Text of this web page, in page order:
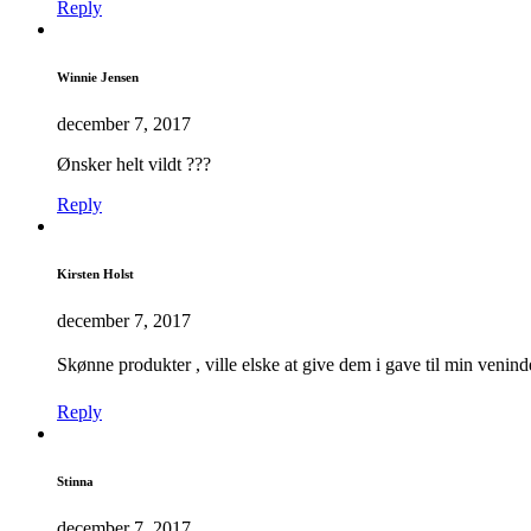
Reply
Winnie Jensen
december 7, 2017
Ønsker helt vildt ???
Reply
Kirsten Holst
december 7, 2017
Skønne produkter , ville elske at give dem i gave til min
Reply
Stinna